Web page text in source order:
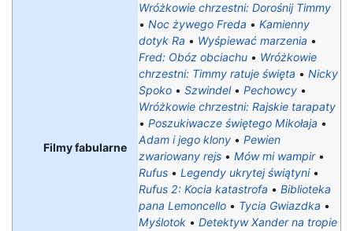
Filmy fabularne
Wróżkowie chrzestni: Dorośnij Timmy
• Noc żywego Freda • Kamienny
dotyk Ra • Wyśpiewać marzenia •
Fred: Obóz obciachu • Wróżkowie
chrzestni: Timmy ratuje święta • Nicky
Spoko • Szwindel• Pechowcy •
Wróżkowie chrzestni: Rajskie tarapaty‎
• Poszukiwacze świętego Mikołaja •
Adam i jego klony • Pewien
zwariowany rejs • Mów mi wampir•
Rufus • Legendy ukrytej świątyni•
Rufus 2: Kocia katastrofa • Biblioteka
pana Lemoncello • Tycia Gwiazdka •
Myślotok • Detektyw Xander na tropie